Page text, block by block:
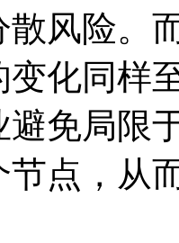
散风险。
变化同样
避免局限
节点，从